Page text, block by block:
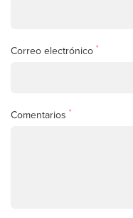
Correo electrónico *
Comentarios *